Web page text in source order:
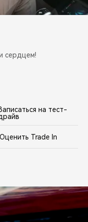
сердцем!
на тест-
Оценить Trade In